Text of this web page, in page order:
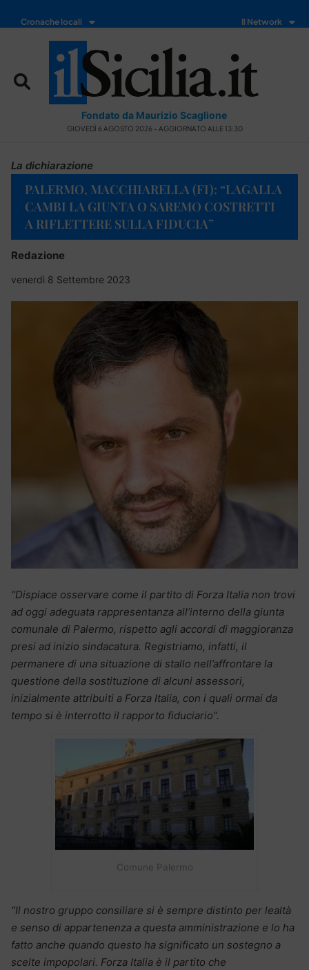
Cronache locali Il Network
Fondato da Maurizio Scaglione
GIOVEDÌ 6 AGOSTO 2026 - AGGIORNATO ALLE 13:30
La dichiarazione
PALERMO, MACCHIARELLA (FI): “LAGALLA
CAMBI LA GIUNTA O SAREMO COSTRETTI
A RIFLETTERE SULLA FIDUCIA”
Redazione
venerdì 8 Settembre 2023
“Dispiace osservare come il partito di Forza Italia non trovi
ad oggi adeguata rappresentanza all’interno della giunta
comunale di Palermo, rispetto agli accordi di maggioranza
presi ad inizio sindacatura. Registriamo, infatti, il
permanere di una situazione di stallo nell’affrontare la
questione della sostituzione di alcuni assessori,
inizialmente attribuiti a Forza Italia, con i quali ormai da
tempo si è interrotto il rapporto fiduciario”.
Comune Palermo
“Il nostro gruppo consiliare si è sempre distinto per lealtà
e senso di appartenenza a questa amministrazione e lo ha
fatto anche quando questo ha significato un sostegno a
scelte impopolari. Forza Italia è il partito che